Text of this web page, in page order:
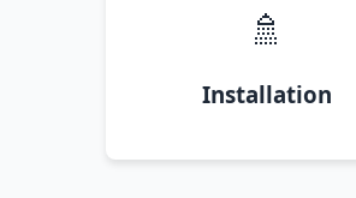
🚿
Installation